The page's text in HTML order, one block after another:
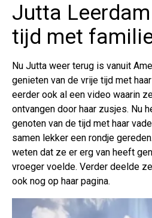
Jutta
tijd met
Nu Jutta weer terug is vanuit
genieten van de vrije tijd met
eerder ook al een video waarin
ontvangen door haar zusjes. Nu
genoten van de tijd met haar
samen lekker een rondje
weten dat ze er erg van heeft
vroeger voelde. Verder deelde
ook nog op haar pagina.